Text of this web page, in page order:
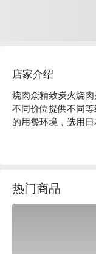
店家介绍
烧肉众精致炭火烧
不同价位提供不同
的用餐环境，选用
烧肉众精致炭火烧
烧肉众精致炭火烧肉
即可抵达，选用日
热门商品